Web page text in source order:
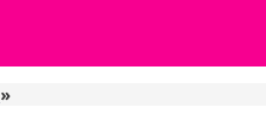
»Seperti